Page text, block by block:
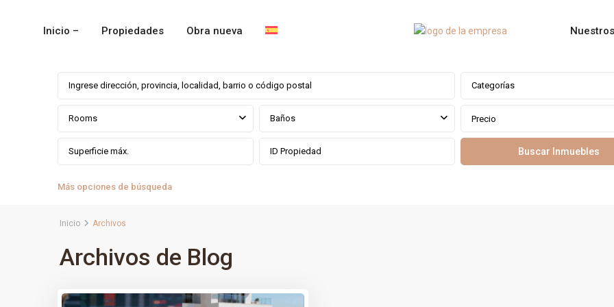
Inicio – Propiedades Obra nueva
Categorías
Rooms Baños Precio
Más opciones de búsqueda
Inicio Archivos
Archivos de Blog